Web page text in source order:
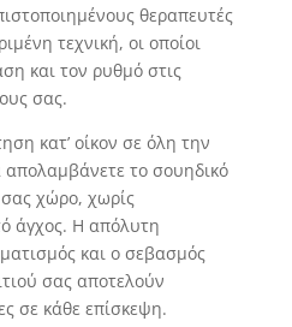
θεραπευτές
τεχνική, οι οποίοι
και τον ρυθμό στις
σας.
κατ’ οίκον σε όλη την
το σουηδικό
χώρο, χωρίς
άγχος. Η απόλυτη
και ο σεβασμός
σας αποτελούν
σε κάθε επίσκεψη.